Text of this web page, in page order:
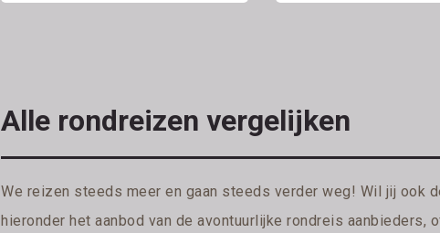
Alle rondreizen vergelijken
We reizen steeds meer en gaan steeds verder weg! Wil jij ook
hieronder het aanbod van de avontuurlijke rondreis aanbieders,